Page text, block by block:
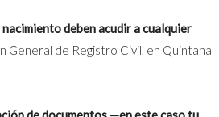
deben acudir a cualquier
General de Registro Civil, en Quintana